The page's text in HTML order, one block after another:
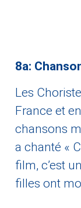
8a:
Les
France et
chansons
a chanté «
film, c’est
filles ont